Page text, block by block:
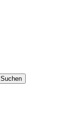
Suchen